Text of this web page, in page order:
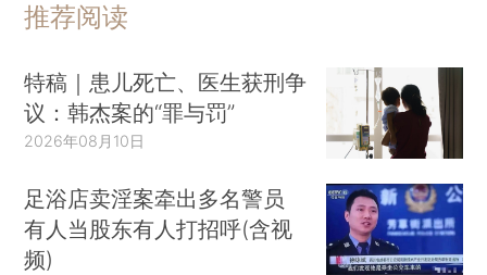
推荐阅读
特稿｜患儿死亡、医生获刑争
议：韩杰案的“罪与罚”
2026年08月10日
足浴店卖淫案牵出多名警员
有人当股东有人打招呼(含视
频)